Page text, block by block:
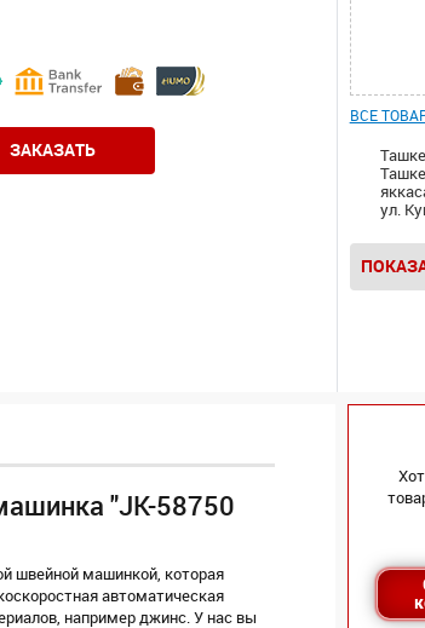
ЗАКАЗАТЬ
ВСЕ
ул.
"JK-58750
швейной машинкой, которая
автоматическая
например джинс. У нас вы